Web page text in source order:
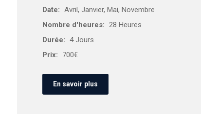
Date: Avril, Janvier, Mai, Novembre
Nombre d'heures: 28 Heures
Durée: 4 Jours
Prix:
700€
En savoir plus